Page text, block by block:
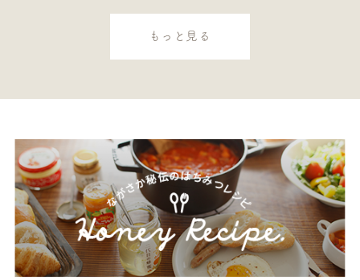
もっと見る